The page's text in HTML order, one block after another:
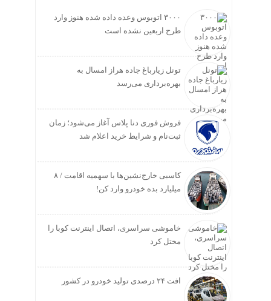
۳۰۰۰ اتوبوس وعده داده شده هنوز وارد
طرح اربعین نشده است
تونل زیارباغ جاده هراز امسال به
بهره‌برداری می‌رسد
فروش فوری دنا پلاس آغاز می‌شود؛ زمان
ثبت‌نام و شرایط خرید اعلام شد
کاسبی خارج‌نشین‌ها با سهمیه اقامت / ۸
میلیارد بده خودرو وارد کن!
خاموشی سراسری، اتصال اینترنت کوبا را
مختل کرد
افت ۲۴ درصدی تولید خودرو در کشور